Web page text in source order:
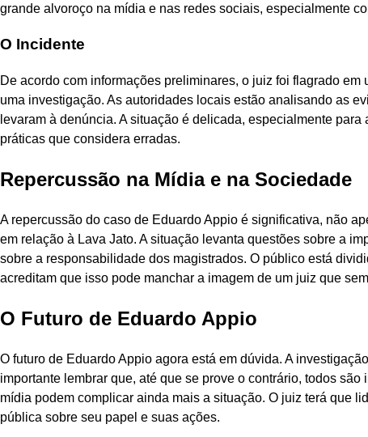
grande alvoroço na mídia e nas redes sociais, especialmente
O Incidente
De acordo com informações preliminares, o juiz foi flagrado
uma investigação. As autoridades locais estão analisando as
levaram à denúncia. A situação é delicada, especialmente
práticas que considera erradas.
Repercussão na Mídia e na Sociedade
A repercussão do caso de Eduardo Appio é significativa, não
em relação à Lava Jato. A situação levanta questões sobre a
sobre a responsabilidade dos magistrados. O público está
acreditam que isso pode manchar a imagem de um juiz que
O Futuro de Eduardo Appio
O futuro de Eduardo Appio agora está em dúvida. A
importante lembrar que, até que se prove o contrário, todos
mídia podem complicar ainda mais a situação. O juiz terá que
pública sobre seu papel e suas ações.